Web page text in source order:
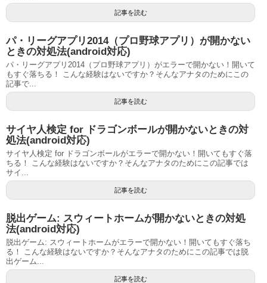
記事を読む
パ・リーグアプリ2014（プロ野球アプリ）が開かない
ときの対処法(android対応)
パ・リーグアプリ2014（プロ野球アプリ）がエラーで開かない！開いて
もすぐ落ちる！ こんな経験はないですか？そんなアナタのためにこの
記事で...
記事を読む
サイヤ人検定 for ドラゴンボールが開かないときの対
処法(android対応)
サイヤ人検定 for ドラゴンボールがエラーで開かない！開いてもすぐ落
ちる！ こんな経験はないですか？そんなアナタのためにこの記事では
サイ...
記事を読む
脱出ゲーム: スウィートホームが開かないときの対処
法(android対応)
脱出ゲーム: スウィートホームがエラーで開かない！開いてもすぐ落ち
る！ こんな経験はないですか？そんなアナタのためにこの記事では脱
出ゲーム...
記事を読む